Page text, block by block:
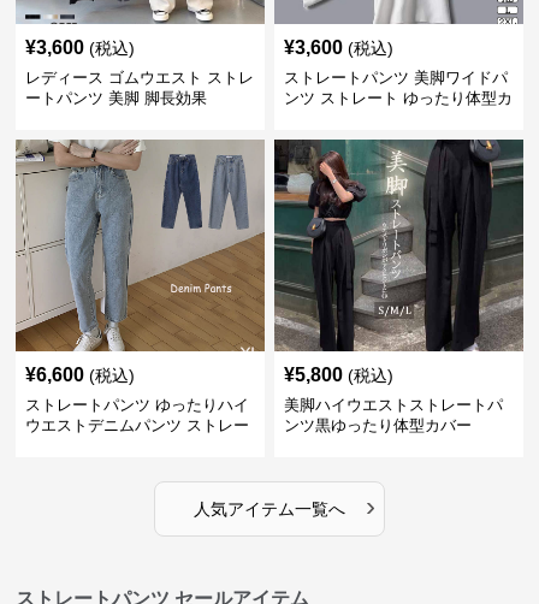
¥3,600 (税込)
レディース ゴムウエスト ストレ
ートパンツ 美脚 脚長効果
¥3,600 (税込)
ストレートパンツ 美脚ワイドパ
ンツ ストレート ゆったり体型カ
¥6,600 (税込)
ストレートパンツ ゆったりハイ
ウエストデニムパンツ ストレー
¥5,800 (税込)
美脚ハイウエストストレートパ
ンツ黒ゆったり体型カバー
人気アイテム一覧へ ›
ストレートパンツ セールアイテム